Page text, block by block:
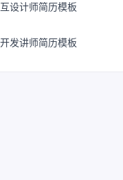
设计师简历模板
发讲师简历模板